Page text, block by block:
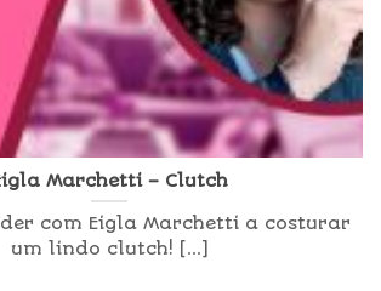
Marchetti – Clutch
com Eigla Marchetti a costurar
um lindo clutch! [...]